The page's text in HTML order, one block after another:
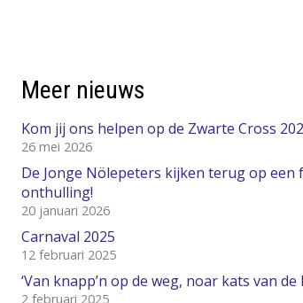
Meer nieuws
Kom jij ons helpen op de Zwarte Cross
26 mei 2026
De Jonge Nölepeters kijken terug op een
onthulling!
20 januari 2026
Carnaval 2025
12 februari 2025
‘Van knapp’n op de weg, noar kats van de
2 februari 2025